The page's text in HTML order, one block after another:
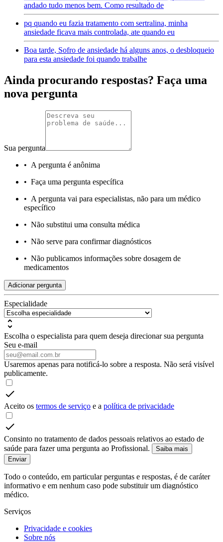
andado tudo menos bem. Como resultado de
pq quando eu fazia tratamento com sertralina, minha
ansiedade ficava mais controlada, ate quando eu
Boa tarde, Sofro de ansiedade há alguns anos, o desbloqueio
para esta ansiedade foi quando trabalhe
Ainda procurando respostas? Faça uma
nova pergunta
Sua pergunta
• A pergunta é anônima
• Faça uma pergunta específica
• A pergunta vai para especialistas, não para um médico
específico
• Não substitui uma consulta médica
• Não serve para confirmar diagnósticos
• Não publicamos informações sobre dosagem de
medicamentos
Adicionar pergunta
Especialidade
Escolha o especialista para quem deseja direcionar sua pergunta
Seu e-mail
Usaremos apenas para notificá-lo sobre a resposta. Não será visível
publicamente.
Aceito os termos de serviço e a política de privacidade
Consinto no tratamento de dados pessoais relativos ao estado de
saúde para fazer uma pergunta ao Profissional.
Saiba mais
Enviar
Todo o conteúdo, em particular perguntas e respostas, é de caráter
informativo e em nenhum caso pode substituir um diagnóstico
médico.
Serviços
Privacidade e cookies
Sobre nós